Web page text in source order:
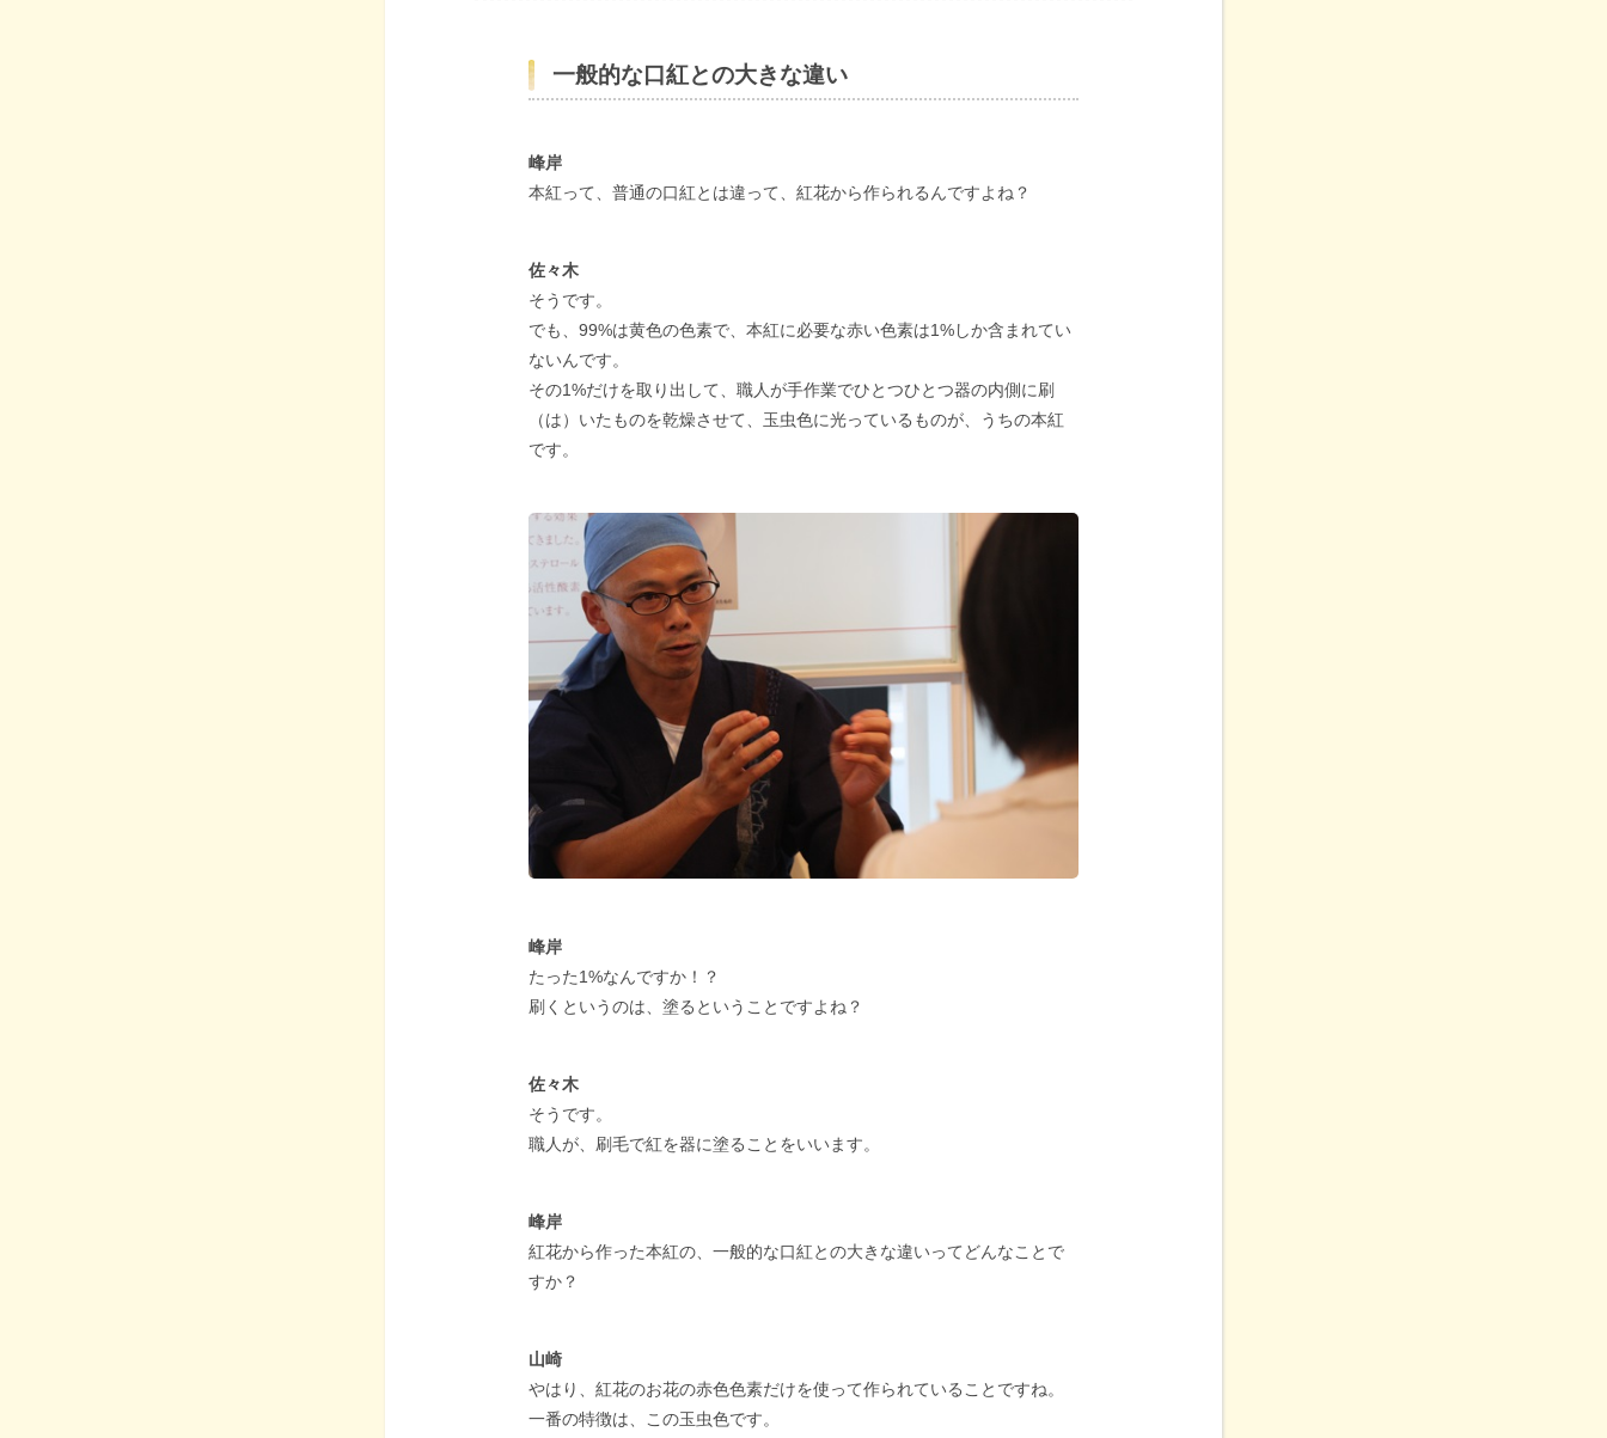
一般的な口紅との大きな違い
峰岸
本紅って、普通の口紅とは違って、紅花から作られるんですよね？
佐々木
そうです。
でも、99%は黄色の色素で、本紅に必要な赤い色素は1%しか含まれてい
ないんです。
その1%だけを取り出して、職人が手作業でひとつひとつ器の内側に刷
（は）いたものを乾燥させて、玉虫色に光っているものが、うちの本紅
です。
峰岸
たった1%なんですか！？
刷くというのは、塗るということですよね？
佐々木
そうです。
職人が、刷毛で紅を器に塗ることをいいます。
峰岸
紅花から作った本紅の、一般的な口紅との大きな違いってどんなことで
すか？
山崎
やはり、紅花のお花の赤色色素だけを使って作られていることですね。
一番の特徴は、この玉虫色です。